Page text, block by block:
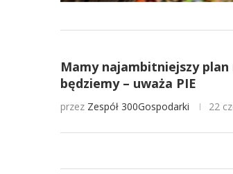
Mamy najambitniejszy
będziemy – uważa PIE
przez Zespół 300Gospodarki 22